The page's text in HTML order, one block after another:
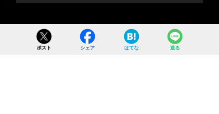
ポスト シェア はてな 送る